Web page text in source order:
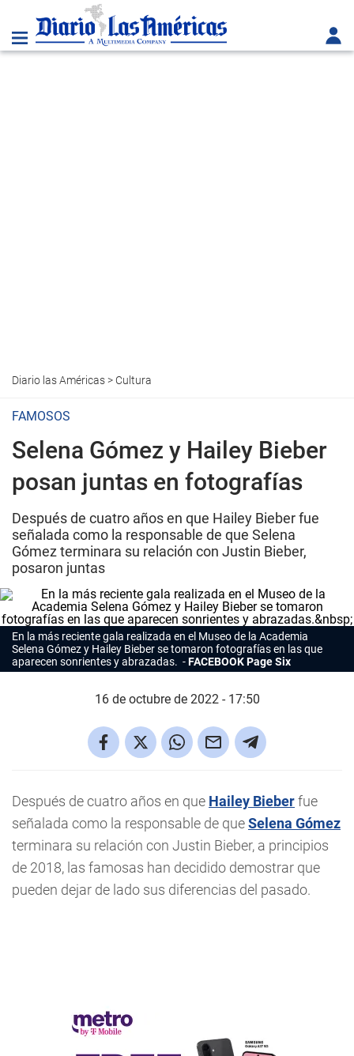
Diario las Américas> Cultura
FAMOSOS
Selena Gómez y Hailey Bieber
posan juntas en fotografías
Después de cuatro años en que Hailey Bieber fue
señalada como la responsable de que Selena
Gómez terminara su relación con Justin Bieber,
posaron juntas
En la más reciente gala realizada en el Museo de la Academia
Selena Gómezy Hailey Bieberse tomaron fotografías en las que
aparecen sonrientes y abrazadas.
FACEBOOK Page Six
16 de octubre de 2022 - 17:50
Después de cuatro años en que Hailey Bieberfue
señalada como la responsable de queSelena Gómez
terminara su relación con Justin Bieber, a principios
de 2018, las famosas han decidido demostrar que
pueden dejar de lado sus diferencias del pasado.